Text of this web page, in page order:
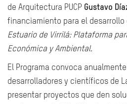
de Arquitectura PUCP Gustavo
financiamiento para el desarrollo
Estuario de Virrilá: Plataforma
Económica y Ambiental.
El Programa convoca
desarrolladores y científicos de
presentar proyectos que den